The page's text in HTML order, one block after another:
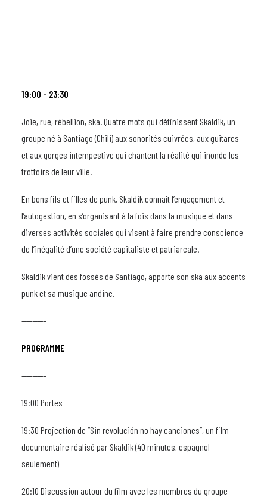
19:00 – 23:30
Joie, rue, rébellion, ska. Quatre mots qui définissent Skaldik, un
groupe né à Santiago (Chili) aux sonorités cuivrées, aux guitares
et aux gorges intempestive qui chantent la réalité qui inonde les
trottoirs de leur ville.
En bons fils et filles de punk, Skaldik connaît l’engagement et
l’autogestion, en s’organisant à la fois dans la musique et dans
diverses activités sociales qui visent à faire prendre conscience
de l’inégalité d’une société capitaliste et patriarcale.
Skaldik vient des fossés de Santiago, apporte son ska aux accents
punk et sa musique andine.
————–
PROGRAMME
————–
19:00 Portes
19:30 Projection de “Sin revolución no hay canciones”, un film
documentaire réalisé par Skaldik (40 minutes, espagnol
seulement)
20:10 Discussion autour du film avec les membres du groupe